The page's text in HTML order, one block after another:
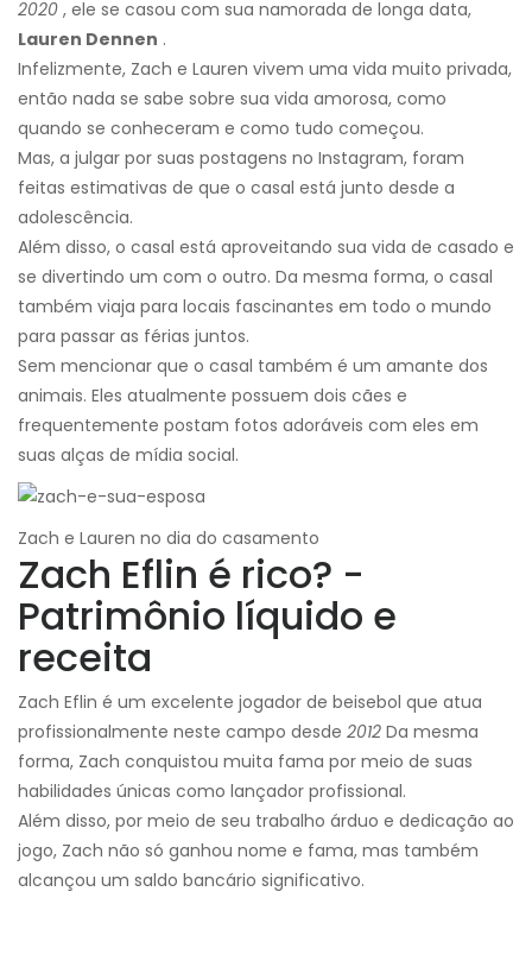
2020 , ele se casou com sua namorada de longa data,
Lauren Dennen .
Infelizmente, Zach e Lauren vivem uma vida muito privada,
então nada se sabe sobre sua vida amorosa, como
quando se conheceram e como tudo começou.
Mas, a julgar por suas postagens no Instagram, foram
feitas estimativas de que o casal está junto desde a
adolescência.
Além disso, o casal está aproveitando sua vida de casado e
se divertindo um com o outro. Da mesma forma, o casal
também viaja para locais fascinantes em todo o mundo
para passar as férias juntos.
Sem mencionar que o casal também é um amante dos
animais. Eles atualmente possuem dois cães e
frequentemente postam fotos adoráveis ​​com eles em
suas alças de mídia social.
Zach e Lauren no dia do casamento
Zach Eflin é rico? -
Patrimônio líquido e
receita
Zach Eflin é um excelente jogador de beisebol que atua
profissionalmente neste campo desde 2012 Da mesma
forma, Zach conquistou muita fama por meio de suas
habilidades únicas como lançador profissional.
Além disso, por meio de seu trabalho árduo e dedicação ao
jogo, Zach não só ganhou nome e fama, mas também
alcançou um saldo bancário significativo.